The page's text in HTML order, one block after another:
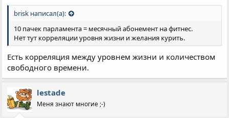
brisk написал(а):
10 пачек парламента = месячный абонемент на фитнес.
Нет тут корреляции уровня жизни и желания курить.
Есть корреляция между уровнем жизни и количеством
свободного времени.
lestade
Меня знают многие ;-)